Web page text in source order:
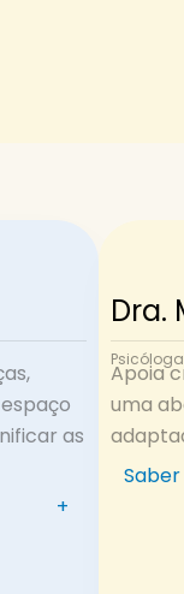
as
+
Dra.
Apoia
uma
Saber